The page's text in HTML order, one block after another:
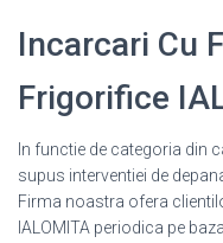
Incarcari Cu
Frigorifice
In functie de categoria din
supus interventiei de
Firma noastra ofera
IALOMITA periodica pe